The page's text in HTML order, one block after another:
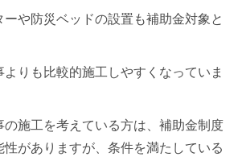
や防災ベッドの設置も補助金対象と
りも比較的施工しやすくなっていま
施工を考えている方は、補助金制度
がありますが、条件を満たしている